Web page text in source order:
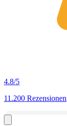
4.8/5
11.200 Rezensionen